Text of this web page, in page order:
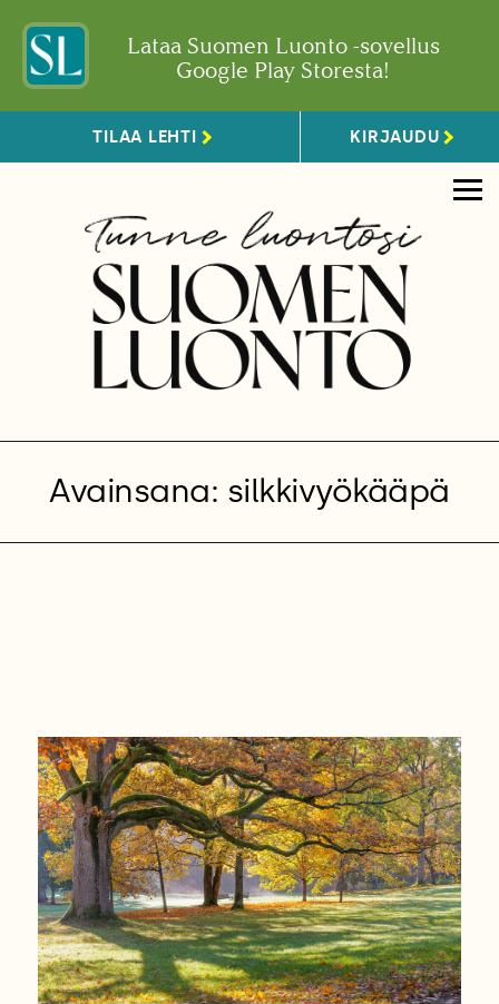
Lataa Suomen Luonto -sovellus
Google Play Storesta!
TILAA LEHTI KIRJAUDU
Avainsana: silkkivyökääpä